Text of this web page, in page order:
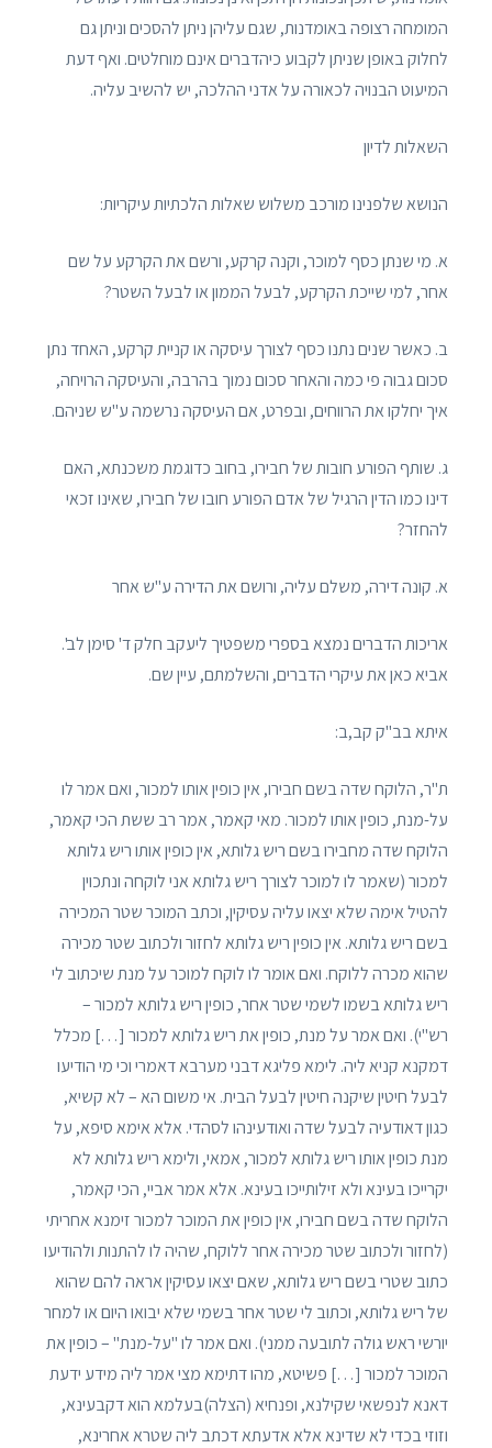
המומחה רצופה באומדנות, שגם עליהן ניתן להסכים וניתן גם
לחלוק באופן שניתן לקבוע כיהדברים אינם מוחלטים. ואף דעת
המיעוט הבנויה לכאורה על אדני ההלכה, יש להשיב עליה.
השאלות לדיון
הנושא שלפנינו מורכב משלוש שאלות הלכתיות עיקריות:
א. מי שנתן כסף למוכר, וקנה קרקע, ורשם את הקרקע על שם
אחר, למי שייכת הקרקע, לבעל הממון או לבעל השטר?
ב. כאשר שנים נתנו כסף לצורך עיסקה או קניית קרקע, האחד נתן
סכום גבוה פי כמה והאחר סכום נמוך בהרבה, והעיסקה הרויחה,
איך יחלקו את הרווחים, ובפרט, אם העיסקה נרשמה ע"ש שניהם.
ג. שותף הפורע חובות של חבירו, בחוב כדוגמת משכנתא, האם
דינו כמו הדין הרגיל של אדם הפורע חובו של חבירו, שאינו זכאי
להחזר?
א. קונה דירה, משלם עליה, ורושם את הדירה ע"ש אחר
אריכות הדברים נמצא בספרי משפטיך ליעקב חלק ד' סימן לב'.
אביא כאן את עיקרי הדברים, והשלמתם, עיין שם.
איתא בב"ק קב,ב:
ת"ר, הלוקח שדה בשם חבירו, אין כופין אותו למכור, ואם אמר לו
על-מנת, כופין אותו למכור. מאי קאמר, אמר רב ששת הכי קאמר,
הלוקח שדה מחבירו בשם ריש גלותא, אין כופין אותו ריש גלותא
למכור (שאמר לו למוכר לצורך ריש גלותא אני לוקחה ונתכוין
להטיל אימה שלא יצאו עליה עסיקין, וכתב המוכר שטר המכירה
בשם ריש גלותא. אין כופין ריש גלותא לחזור ולכתוב שטר מכירה
שהוא מכרה ללוקח. ואם אומר לו לוקח למוכר על מנת שיכתוב לי
ריש גלותא בשמו לשמי שטר אחר, כופין ריש גלותא למכור –
רש"י). ואם אמר על מנת, כופין את ריש גלותא למכור […] מכלל
דמקנא קניא ליה. לימא פליגא דבני מערבא דאמרי וכי מי הודיעו
לבעל חיטין שיקנה חיטין לבעל הבית. אי משום הא – לא קשיא,
כגון דאודעיה לבעל שדה ואודעינהו לסהדי. אלא אימא סיפא, על
מנת כופין אותו ריש גלותא למכור, אמאי, ולימא ריש גלותא לא
יקרייכו בעינא ולא זילותייכו בעינא. אלא אמר אביי, הכי קאמר,
הלוקח שדה בשם חבירו, אין כופין את המוכר למכור זימנא אחריתי
(לחזור ולכתוב שטר מכירה אחר ללוקח, שהיה לו להתנות ולהודיעו
כתוב שטרי בשם ריש גלותא, שאם יצאו עסיקין אראה להם שהוא
של ריש גלותא, וכתוב לי שטר אחר בשמי שלא יבואו היום או למחר
יורשי ראש גולה לתובעה ממני). ואם אמר לו "על-מנת" – כופין את
המוכר למכור […] פשיטא, מהו דתימא מצי אמר ליה מידע ידעת
דאנא לנפשאי שקילנא, ופנחיא (הצלה)בעלמא הוא דקבעינא,
וזוזי בכדי לא שדינא אלא אדעתא דכתב ליה שטרא אחרינא,